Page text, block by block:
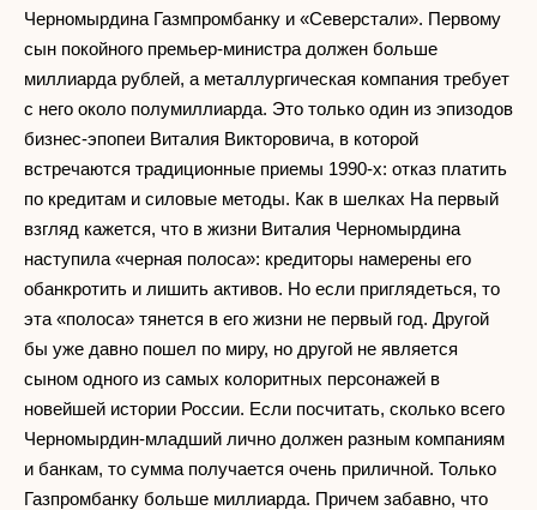
Черномырдина Газмпромбанку и «Северстали». Первому
сын покойного премьер-министра должен больше
миллиарда рублей, а металлургическая компания требует
с него около полумиллиарда. Это только один из эпизодов
бизнес-эпопеи Виталия Викторовича, в которой
встречаются традиционные приемы 1990-х: отказ платить
по кредитам и силовые методы. Как в шелках На первый
взгляд кажется, что в жизни Виталия Черномырдина
наступила «черная полоса»: кредиторы намерены его
обанкротить и лишить активов. Но если приглядеться, то
эта «полоса» тянется в его жизни не первый год. Другой
бы уже давно пошел по миру, но другой не является
сыном одного из самых колоритных персонажей в
новейшей истории России. Если посчитать, сколько всего
Черномырдин-младший лично должен разным компаниям
и банкам, то сумма получается очень приличной. Только
Газпромбанку больше миллиарда. Причем забавно, что